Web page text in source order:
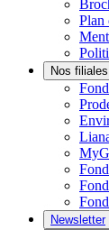
Plan
Nos filiales
Newsletter